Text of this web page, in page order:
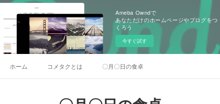
Ameba Owndで
あなただけのホームページやブログをつ
くろう
今すぐ試す
ホーム コメタクとは 〇月〇日の食卓